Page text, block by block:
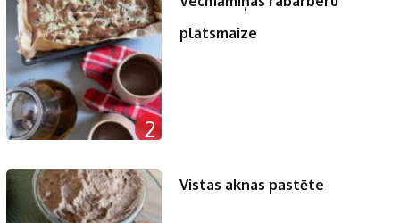
2
plātsmaize
Vistas aknas pastēte